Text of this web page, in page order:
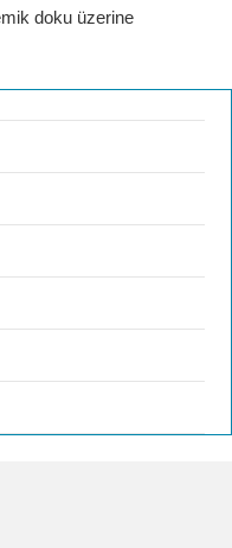
doku üzerine